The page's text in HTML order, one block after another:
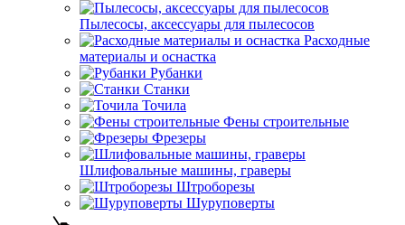
Пылесосы, аксессуары для пылесосов
Расходные
материалы и оснастка
Рубанки
Станки
Точила
Фены строительные
Фрезеры
Шлифовальные машины, граверы
Штроборезы
Шуруповерты